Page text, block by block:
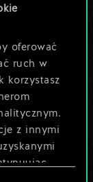
oferować
ruch w
korzystasz
z innymi